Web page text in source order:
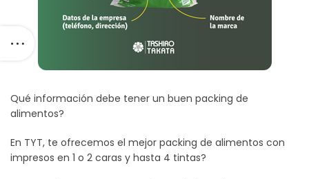
Qué información debe tener un buen packing de
alimentos?
En TYT, te ofrecemos el mejor packing de alimentos con
impresos en 1 o 2 caras y hasta 4 tintas?